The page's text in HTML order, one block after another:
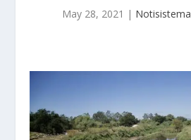
May 28, 2021 | Notisistema